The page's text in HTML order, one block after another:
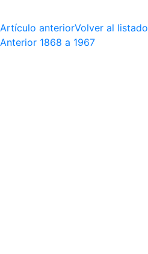
Artículo anteriorVolver al listado
Anterior 1868 a 1967